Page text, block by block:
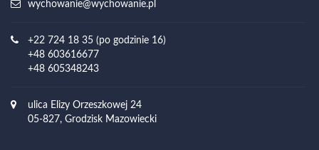
wychowanie@wychowanie.pl
+22 724 18 35 (po godzinie 16)
+48 603616677
+48 605348243
ulica Elizy Orzeszkowej 24
05-827, Grodzisk Mazowiecki